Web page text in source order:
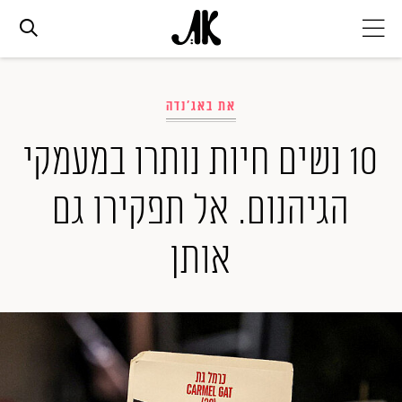
אופנה
ביוטי
סלבס
ערוצים נוספים
המגזין
את באג'נדה
10 נשים חיות נותרו במעמקי
הגיהנום. אל תפקירו גם
אותן